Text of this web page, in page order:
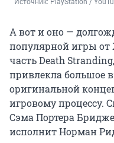
Источник: PlayStation /
А вот и оно —
популярной игры от
часть Death
привлекла большое
оригинальной
игровому процессу.
Сэма Портера
исполнит Норман